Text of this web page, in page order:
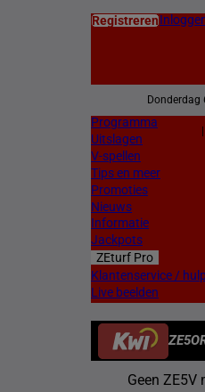
Registreren
Donderdag
Programma
Uitslagen
V-spellen
Tips en meer
Promoties
Nieuws
Informatie
Jackpots
ZEturf Pro
Klantenservice / hulp
Live beelden
Geen ZE5V